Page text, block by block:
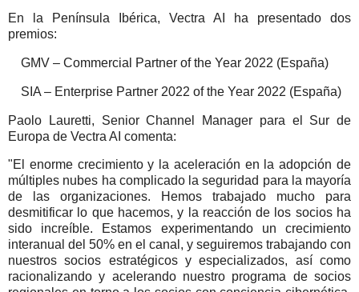
En la Península Ibérica, Vectra AI ha presentado dos
premios:
GMV – Commercial Partner of the Year 2022 (España)
SIA – Enterprise Partner 2022 of the Year 2022 (España)
Paolo Lauretti, Senior Channel Manager para el Sur de
Europa de Vectra AI comenta:
"El enorme crecimiento y la aceleración en la adopción de
múltiples nubes ha complicado la seguridad para la mayoría
de las organizaciones. Hemos trabajado mucho para
desmitificar lo que hacemos, y la reacción de los socios ha
sido increíble. Estamos experimentando un crecimiento
interanual del 50% en el canal, y seguiremos trabajando con
nuestros socios estratégicos y especializados, así como
racionalizando y acelerando nuestro programa de socios